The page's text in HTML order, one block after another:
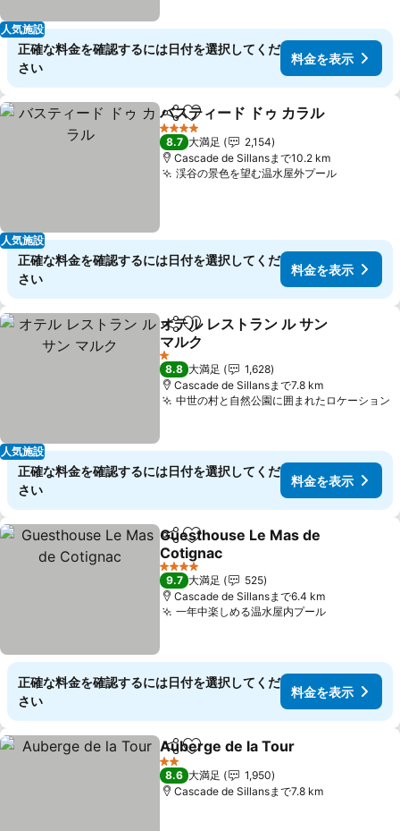
人気施設
正確な料金を確認するには日付を選択してくだ
さい
料金を表示
人気施設
シェアお気に入りに追加
バスティード ドゥ カラル
4 ホテルのランク
8.7 大満足
2,154
Cascade de Sillansまで10.2 km
渓谷の景色を望む温水屋外プール料金を表
正確な料金を確認するには日付を選択してくだ
さい
料金を表示
人気施設
シェアお気に入りに追加
オテル レストラン ル サン
マルク
料金を表示
1 ホテルのランク
8.8 大満足
1,628
Cascade de Sillansまで7.8 km
中世の村と自然公園に囲まれたロケーション
正確な料金を確認するには日付を選択してくだ
さい
料金を表示
シェアお気に入りに追加
Guesthouse Le Mas de
Cotignac
料金を表示
4 ホテルのランク
9.7 大満足
525
Cascade de Sillansまで6.4 km
一年中楽しめる温水屋内プール料金を表示
正確な料金を確認するには日付を選択してくだ
さい
料金を表示
シェアお気に入りに追加
Auberge de la Tour
2 ホテルのランク
8.6 大満足
1,950
Cascade de Sillansまで7.8 km